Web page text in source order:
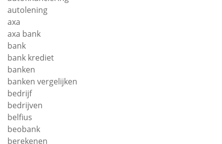
autolening
axa
axa bank
bank
bank krediet
banken
banken vergelijken
bedrijf
bedrijven
belfius
beobank
berekenen